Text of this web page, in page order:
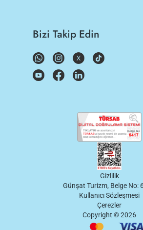
Bizi Takip Edin
Gizlilik
Günşat Turizm, Belge No:
Kullanıcı Sözleşmesi
Çerezler
Copyright ©2026